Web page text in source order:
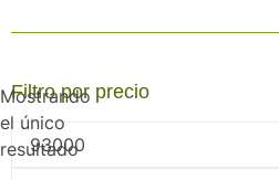
Filtro por precio
Mostrando
el único
resultado